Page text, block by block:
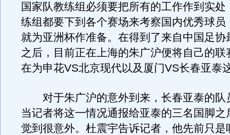
国家队教练组必须要把所有的工作作到实处
练组都要下到各个赛场来考察国内优秀球员
就为亚洲杯作准备。在得到了来自中国足协
之后，目前正在上海的朱广沪便将自己的联
在为申花VS北京现代以及厦门VS长春亚泰
对于朱广沪的意外到来，长春亚泰的队
当记者将这一情况通报给亚泰的三名国脚之
觉到很意外。杜震宇告诉记者，他先前只是